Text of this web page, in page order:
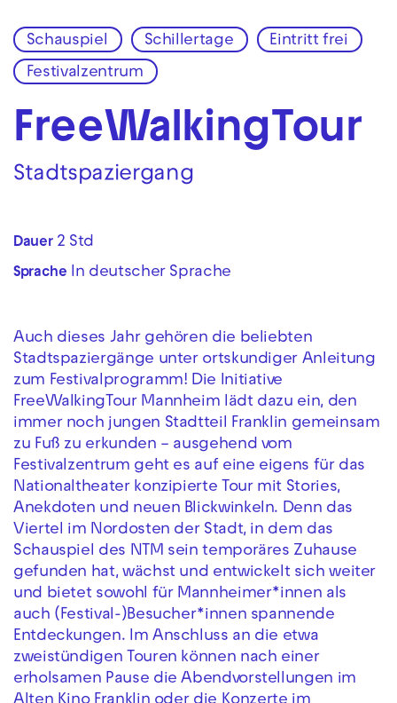
Zur Hauptnavigation springen
Zum Hauptinhalt springen
Schauspiel Schillertage Eintritt frei
Festivalzentrum
Free­Walking­Tour
Stadtspaziergang
Dauer 2 Std
Sprache In deutscher Sprache
Auch dieses Jahr gehören die beliebten
Stadtspaziergänge unter ortskundiger Anleitung
zum Festivalprogramm! Die Initiative
FreeWalkingTour Mannheim lädt dazu ein, den
immer noch jungen Stadtteil Franklin gemeinsam
zu Fuß zu erkunden – ausgehend vom
Festivalzentrum geht es auf eine eigens für das
Nationaltheater konzipierte Tour mit Stories,
Anekdoten und neuen Blickwinkeln. Denn das
Viertel im Nordosten der Stadt, in dem das
Schauspiel des NTM sein temporäres Zuhause
gefunden hat, wächst und entwickelt sich weiter
und bietet sowohl für Mannheimer*innen als
auch (Festival-)Besucher*innen spannende
Entdeckungen. Im Anschluss an die etwa
zweistündigen Touren können nach einer
erholsamen Pause die Abendvorstellungen im